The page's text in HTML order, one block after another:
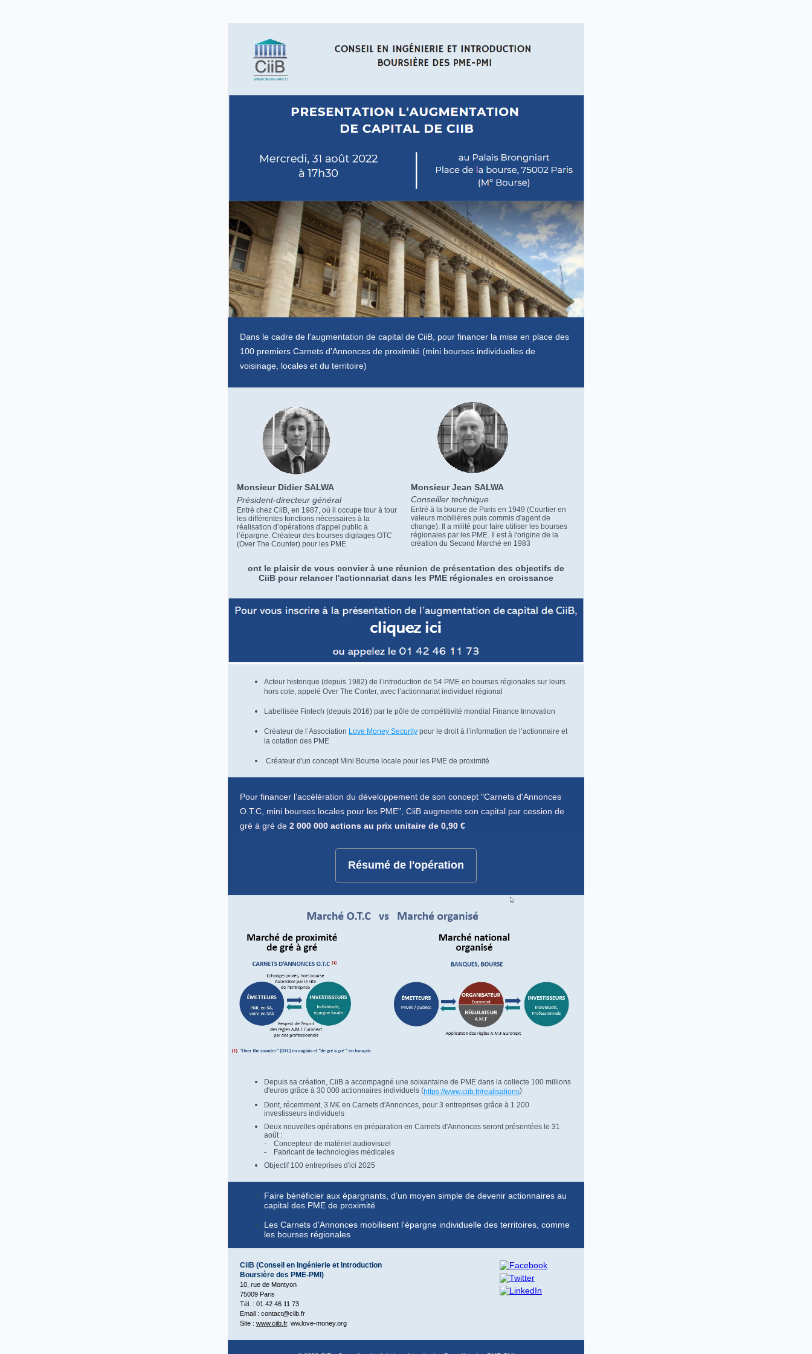
Dans le cadre de l'augmentation de capital de CiiB, pour financer la mise en place des
100 premiers Carnets d'Annonces de proximité (mini bourses individuelles de
voisinage, locales et du territoire)
Monsieur Didier SALWA
Président-directeur général
Entré chez CiiB, en 1987, où il occupe tour à tour
les différentes fonctions nécessaires à la
réalisation d’opérations d'appel public à
l’épargne. Créateur des bourses digitages OTC
(Over The Counter) pour les PME
Monsieur Jean SALWA
Conseiller technique
Entré à la bourse de Paris en 1949 (Courtier en
valeurs mobilières puis commis d'agent de
change). Il a milité pour faire utiliser les bourses
régionales par les PME. Il est à l'origine de la
création du Second Marché en 1983
ont le plaisir de vous convier à une réunion de présentation des objectifs de
CiiB pour relancer l'actionnariat dans les PME régionales en croissance
Acteur historique (depuis 1982) de l’introduction de 54 PME en bourses régionales sur leurs
hors cote, appelé Over The Conter, avec l’actionnariat individuel régional
Labellisée Fintech (depuis 2016) par le pôle de compétitivité mondial Finance Innovation
Créateur de l’Association Love Money Security pour le droit à l’information de l’actionnaire et
la cotation des PME
Créateur d'un concept Mini Bourse locale pour les PME de proximité
Pour financer l’accélération du développement de son concept "Carnets d'Annonces
O.T.C, mini bourses locales pour les PME", CiiB augmente son capital par cession de
gré à gré de 2 000 000 actions au prix unitaire de 0,90 €
Résumé de l'opération
Depuis sa création, CiiB a accompagné une soixantaine de PME dans la collecte 100 millions
d'euros grâce à 30 000 actionnaires individuels (https://www.ciib.fr/realisations)
Dont, récemment, 3 M€ en Carnets d'Annonces, pour 3 entreprises grâce à 1 200
investisseurs individuels
Deux nouvelles opérations en préparation en Carnets d'Annonces seront présentées le 31
août :
- Concepteur de matériel audiovisuel
- Fabricant de technologies médicales
Objectif 100 entreprises d'ici 2025
Faire bénéficier aux épargnants, d’un moyen simple de devenir actionnaires au
capital des PME de proximité
Les Carnets d'Annonces mobilisent l'épargne individuelle des territoires, comme
les bourses régionales
CiiB (Conseil en Ingénierie et Introduction
Boursière des PME-PMI)
10, rue de Montyon
75009 Paris
Tél. : 01 42 46 11 73
Email : contact@ciib.fr
Site : www.ciib.fr, ww.love-money.org